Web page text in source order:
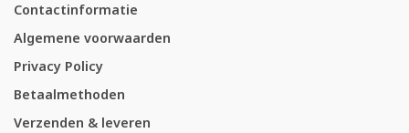
Contactinformatie
Algemene voorwaarden
Privacy Policy
Betaalmethoden
Verzenden & leveren